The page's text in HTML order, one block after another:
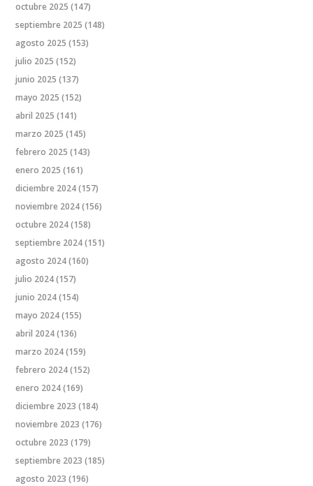
octubre 2025 (147)
septiembre 2025 (148)
agosto 2025 (153)
julio 2025 (152)
junio 2025 (137)
mayo 2025 (152)
abril 2025 (141)
marzo 2025 (145)
febrero 2025 (143)
enero 2025 (161)
diciembre 2024(157)
noviembre 2024(156)
octubre 2024(158)
septiembre 2024(151)
agosto 2024(160)
julio 2024(157)
junio 2024(154)
mayo 2024(155)
abril 2024(136)
marzo 2024(159)
febrero 2024(152)
enero 2024(169)
diciembre 2023 (184)
noviembre 2023 (176)
octubre 2023 (179)
septiembre 2023 (185)
agosto 2023 (196)